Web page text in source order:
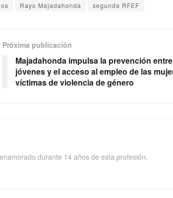
Rayo Majadahonda segunda RFEF
Próxima publicación
Majadahonda impulsa la prevención
jóvenes y el acceso al empleo de las
víctimas de violencia de género
durante 14 años de esta profesión.